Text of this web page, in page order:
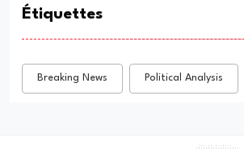
Étiquettes
Breaking News Political Analysis